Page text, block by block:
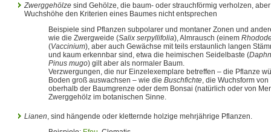
Zwerggehölze sind Gehölze, die baum- oder strauchförmig verholzen,
Wuchshöhe den Kriterien eines Baumes nicht entsprechen
Beispiele sind Pflanzen subpolarer und montaner Zonen und
wie die Zwergweide (Salix serpyllifolia), Almrausch (einem
(Vaccinium), aber auch Gewächse mit teils erstaunlich langen
und kaum erkennbar sind, etwa die heimischen Seidelbaste (
Pinus mugo) gilt aber als normaler Baum.
Verzwergungen, die nur Einzelexemplare betreffen – die Pflanze
Boden groß auswachsen – wie die Buschfichte, die Wuchsform von
oberhalb der Baumgrenze oder dem Bonsai (natürlich oder von
Zwerggehölz im botanischen Sinne.
Lianen, sind hängende oder kletternde holzige mehrjährige Pflanzen.